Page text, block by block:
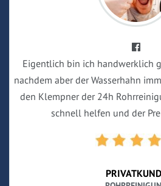
Eigentlich bin ich handwerklich
nachdem aber der Wasserhahn
den Klempner der 24h
schnell helfen und der